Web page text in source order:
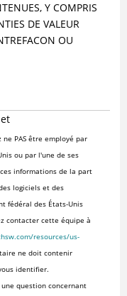
Y COMPRIS
DE VALEUR
OU
PAS être employé par
ou par l'une de ses
informations de la part
logiciels et des
fédéral des États-Unis
contacter cette équipe à
resources/us-
ne doit contenir
identifier.
question concernant